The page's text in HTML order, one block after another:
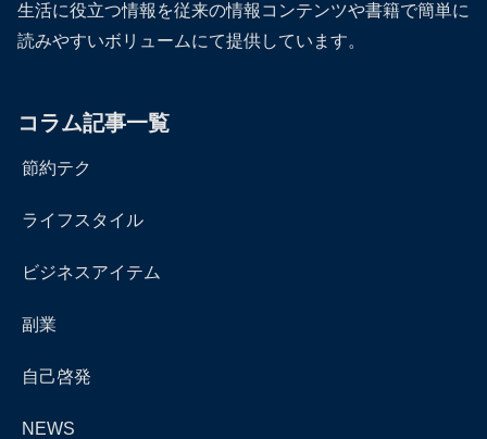
生活に役立つ情報を従来の情報コンテンツや書籍で簡単に
読みやすいボリュームにて提供しています。
コラム記事一覧
節約テク
ライフスタイル
ビジネスアイテム
副業
自己啓発
NEWS